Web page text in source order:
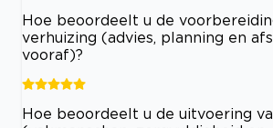
Hoe beoordeelt u de
verhuizing (advies, planning en
vooraf)?
Hoe beoordeelt u de uitvoering